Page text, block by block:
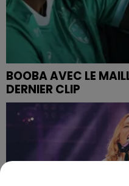
BOOBA AVEC LE
DERNIER CLIP